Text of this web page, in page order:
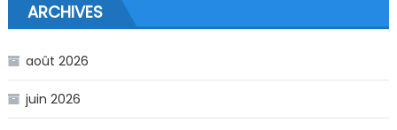
ARCHIVES
août 2026
juin 2026